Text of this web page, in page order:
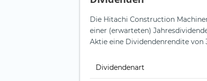
Die Hitachi Construction
einer (erwarteten)
Aktie eine Dividendenrendite von
Dividendenart